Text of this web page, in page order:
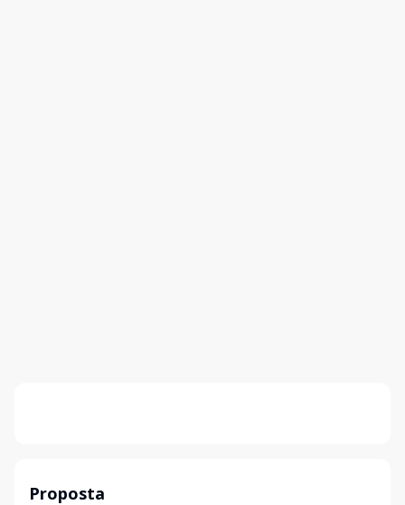
Proposta